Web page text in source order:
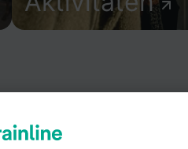
sowie Fahrpläne und